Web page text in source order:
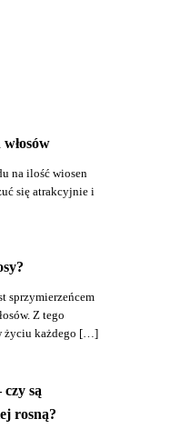
na ilość wiosen
się atrakcyjnie i
sprzymierzeńcem
Z tego
życiu każdego […]
czy są
rosną?